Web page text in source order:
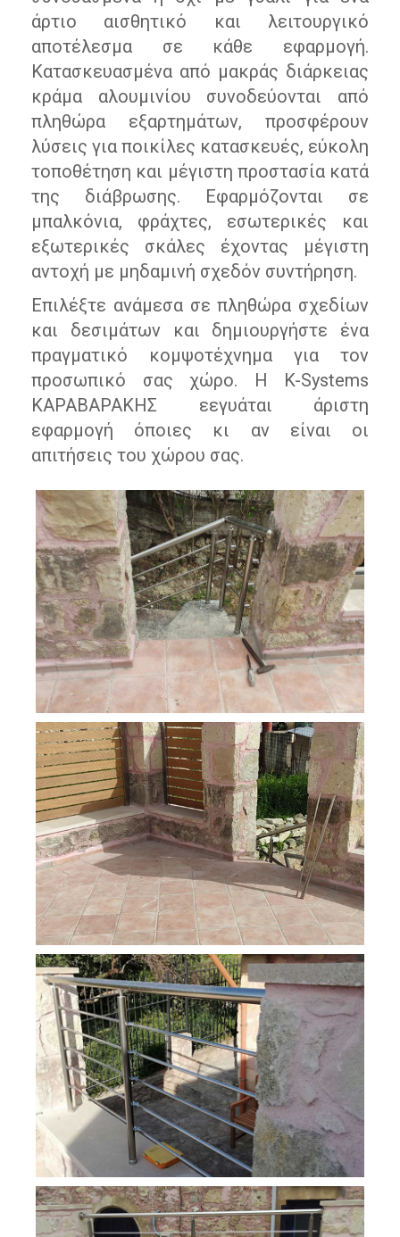
άρτιο αισθητικό και λειτουργικό
αποτέλεσμα σε κάθε εφαρμογή.
Κατασκευασμένα από μακράς διάρκειας
κράμα αλουμινίου συνοδεύονται από
πληθώρα εξαρτημάτων, προσφέρουν
λύσεις για ποικίλες κατασκευές, εύκολη
τοποθέτηση και μέγιστη προστασία κατά
της διάβρωσης. Εφαρμόζονται σε
μπαλκόνια, φράχτες, εσωτερικές και
εξωτερικές σκάλες έχοντας μέγιστη
αντοχή με μηδαμινή σχεδόν συντήρηση.
Επιλέξτε ανάμεσα σε πληθώρα σχεδίων
και δεσιμάτων και δημιουργήστε ένα
πραγματικό κομψοτέχνημα για τον
προσωπικό σας χώρο. Η K-Systems
ΚΑΡΑΒΑΡΑΚΗΣ εεγυάται άριστη
εφαρμογή όποιες κι αν είναι οι
απιτήσεις του χώρου σας.